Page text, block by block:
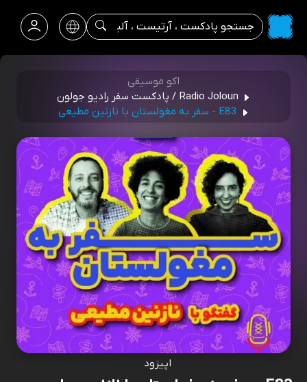
اکو موسیقی
Radio Joloun / پادکست سفر رادیو جولون
E83 - سفر به مغولستان با نازنین مطیعی
اپیزود